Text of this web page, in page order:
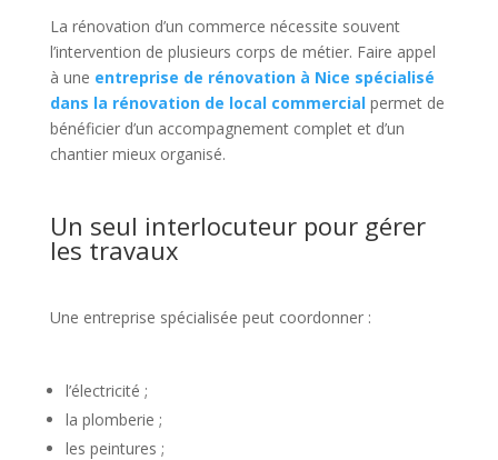
La rénovation d’un commerce nécessite souvent
l’intervention de plusieurs corps de métier. Faire appel
à une entreprise de rénovation à Nice spécialisé
dans la rénovation de local commercialpermet de
bénéficier d’un accompagnement complet et d’un
chantier mieux organisé.
Un seul interlocuteur pour gérer
les travaux
Une entreprise spécialisée peut coordonner :
l’électricité ;
la plomberie ;
les peintures ;